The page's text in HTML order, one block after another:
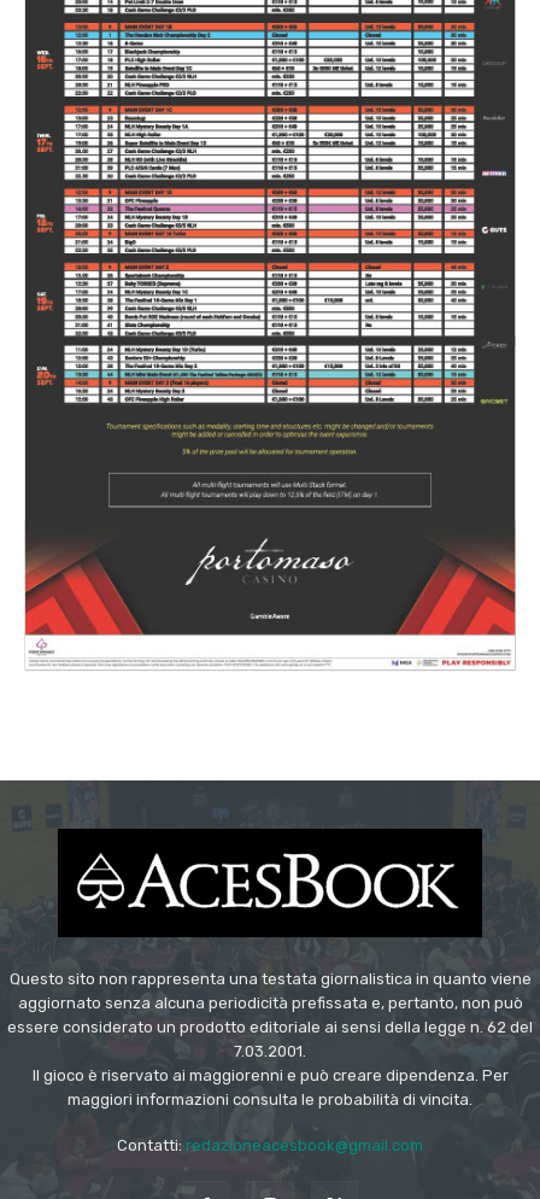
Questo sito non rappresenta una testata giornalistica in quanto viene
aggiornato senza alcuna periodicità prefissata e, pertanto, non può
essere considerato un prodotto editoriale ai sensi della legge n. 62 del
7.03.2001.
Il gioco è riservato ai maggiorenni e può creare dipendenza. Per
maggiori informazioni consulta le probabilità di vincita.
Contatti: redazioneacesbook@gmail.com